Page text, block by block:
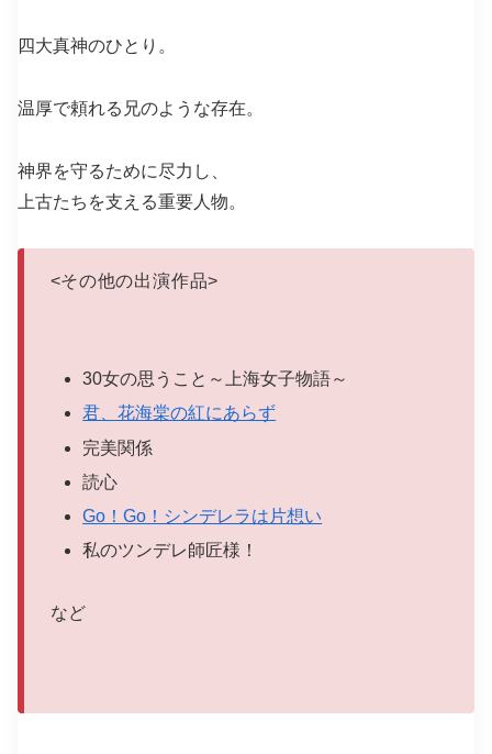
四大真神のひとり。
温厚で頼れる兄のような存在。
神界を守るために尽力し、
上古たちを支える重要人物。
<その他の出演作品>
30女の思うこと～上海女子物語～
君、花海棠の紅にあらず
完美関係
読心
Go！Go！シンデレラは片想い
私のツンデレ師匠様！
など